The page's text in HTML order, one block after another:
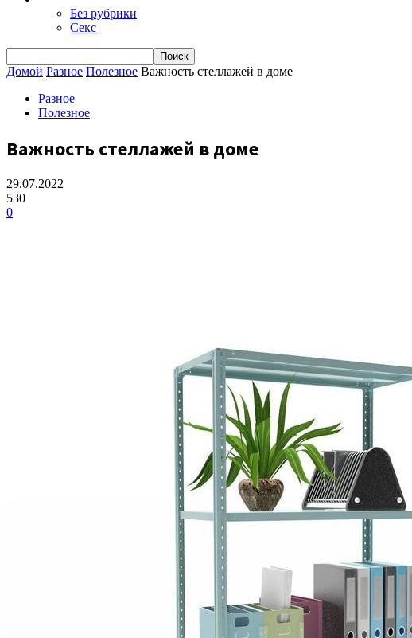
Без рубрики
Секс
Домой Разное Полезное Важность стеллажей в доме
Разное
Полезное
Важность стеллажей в доме
29.07.2022
530
0